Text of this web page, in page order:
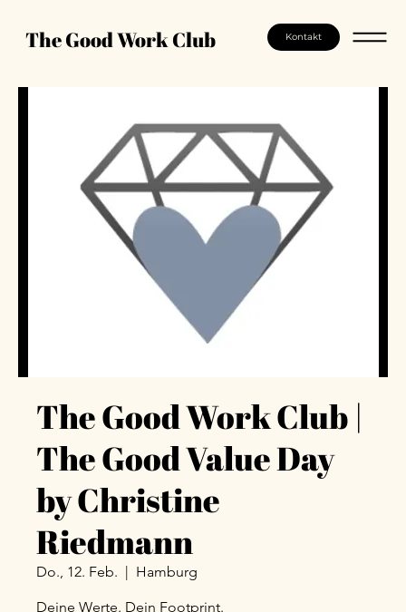
The Good Work Club Kontakt
The Good Work Club |
The Good Value Day
by Christine
Riedmann
Do., 12. Feb.
  |
Hamburg
Deine Werte. Dein Footprint.